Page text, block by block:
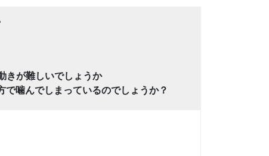
きが難しいでしょうか
噛んでしまっているのでしょうか？